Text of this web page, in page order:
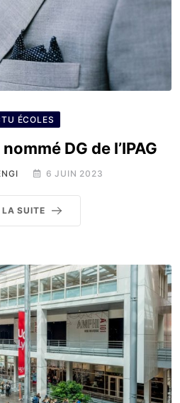
ÉCOLES
DG de l’IPAG
6 JUIN 2023
LA SUITE